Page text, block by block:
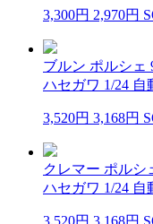
3,300円 2,970円
ブルン ポルシェ
ハセガワ 1/24 自
3,520円 3,168円
クレマー ポルシ
ハセガワ 1/24 自
3,520円 3,168円